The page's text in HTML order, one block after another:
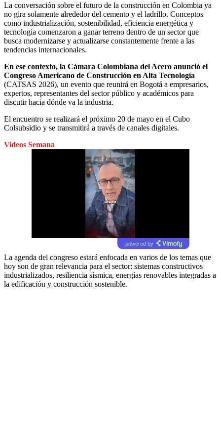
La conversación sobre el futuro de la construcción en Colombia ya
no gira solamente alrededor del cemento y el ladrillo. Conceptos
como industrialización, sostenibilidad, eficiencia energética y
tecnología comenzaron a ganar terreno dentro de un sector que
busca modernizarse y actualizarse constantemente frente a las
tendencias internacionales.
En ese contexto, la Cámara Colombiana del Acero anunció el
Congreso Americano de Construcción en Alta Tecnología
(CATSAS 2026), un evento que reunirá en Bogotá a empresarios,
expertos, representantes del sector público y académicos para
discutir hacia dónde va la industria.
El encuentro se realizará el próximo 20 de mayo en el Cubo
Colsubsidio y se transmitirá a través de canales digitales.
Videos Semana
powered by
La agenda del congreso estará enfocada en varios de los temas que
hoy son de gran relevancia para el sector: sistemas constructivos
industrializados, resiliencia sísmica, energías renovables integradas a
la edificación y construcción sostenible.